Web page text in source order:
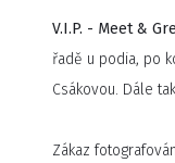
nemá rád,
další.
v řadě muzikálů.
V.I.P. - Meet &
řadě u podia, po
Csákovou. Dále
Zákaz